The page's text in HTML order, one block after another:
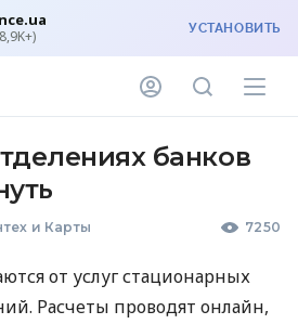
УСТАНОВИТЬ
банков
и Карты 7250
от услуг стационарных
Расчеты проводят онлайн,